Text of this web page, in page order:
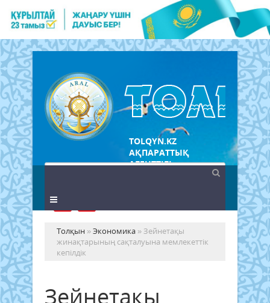
TOLQYN.KZ
АҚПАРАТТЫҚ
АГЕНТТІГІ
Толқын »Экономика » Зейнетақы
жинақтарының сақталуына мемлекеттік
кепілдік
Зейнетақы